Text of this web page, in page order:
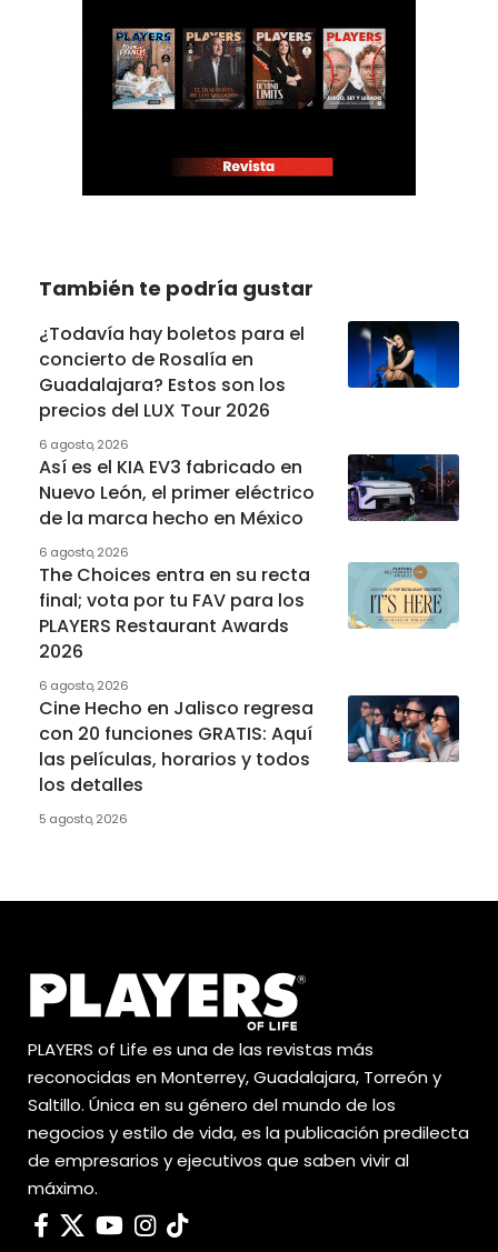
También te podría gustar
¿Todavía hay boletos para el
concierto de Rosalía en
Guadalajara? Estos son los
precios del LUX Tour 2026
6 agosto, 2026
Así es el KIA EV3 fabricado en
Nuevo León, el primer eléctrico
de la marca hecho en México
6 agosto, 2026
The Choices entra en su recta
final; vota por tu FAV para los
PLAYERS Restaurant Awards
2026
6 agosto, 2026
Cine Hecho en Jalisco regresa
con 20 funciones GRATIS: Aquí
las películas, horarios y todos
los detalles
5 agosto, 2026
PLAYERS of Life es una de las revistas más
reconocidas en Monterrey, Guadalajara, Torreón y
Saltillo. Única en su género del mundo de los
negocios y estilo de vida, es la publicación predilecta
de empresarios y ejecutivos que saben vivir al
máximo.